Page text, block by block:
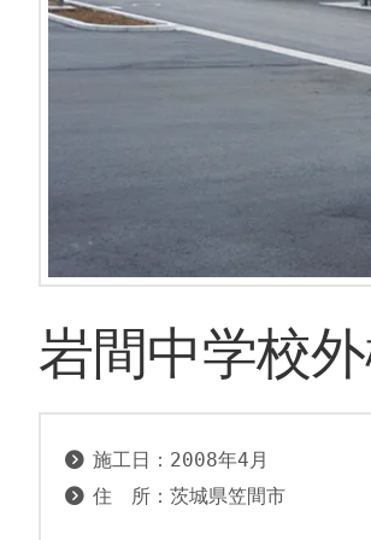
岩間中学校
施工日：2008年4月
住　所：茨城県笠間市